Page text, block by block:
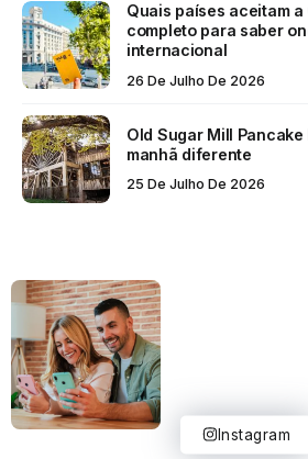
Quais países aceitam a
completo para saber
internacional
26 De Julho De 2026
Old Sugar Mill
manhã diferente
25 De Julho De 2026
Instagram